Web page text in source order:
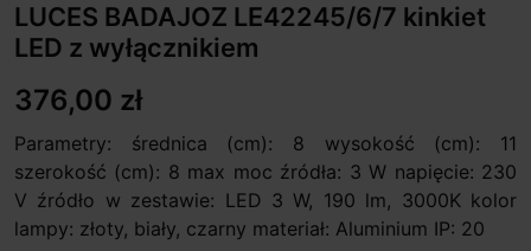
LUCES BADAJOZ LE42245/6/7 kinkiet
LED z wyłącznikiem
376,00 zł
Parametry: średnica (cm): 8 wysokość (cm): 11
szerokość (cm): 8 max moc źródła: 3 W napięcie: 230
V źródło w zestawie: LED 3 W, 190 lm, 3000K kolor
lampy: złoty, biały, czarny materiał: Aluminium IP: 20